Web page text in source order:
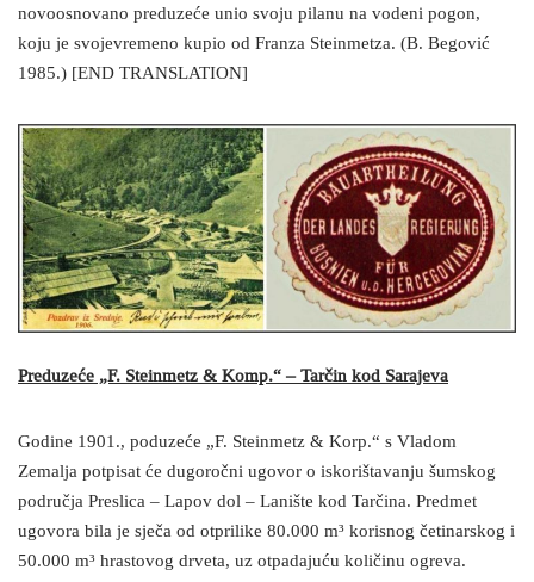
novoosnovano preduzeće unio svoju pilanu na vodeni pogon,
koju je svojevremeno kupio od Franza Steinmetza. (B. Begović
1985.) [END TRANSLATION]
Preduzeće „F. Steinmetz & Komp.“ – Tarčin kod Sarajeva
Godine 1901., poduzeće „F. Steinmetz & Korp.“ s Vladom
Zemalja potpisat će dugoročni ugovor o iskorištavanju šumskog
područja Preslica – Lapov dol – Lanište kod Tarčina. Predmet
ugovora bila je sječa od otprilike 80.000 m³ korisnog četinarskog i
50.000 m³ hrastovog drveta, uz otpadajuću količinu ogreva.